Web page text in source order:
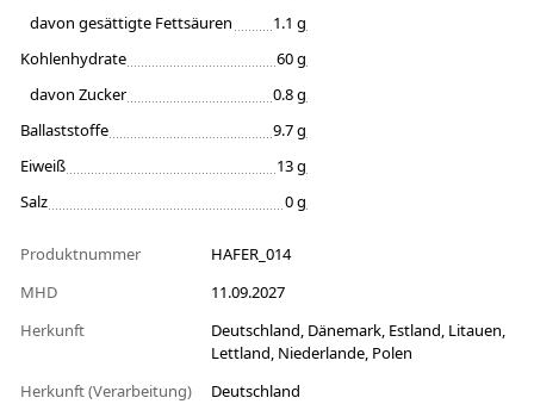
davon gesättigte Fettsäuren
1.1 g
Kohlenhydrate
60 g
davon Zucker
0.8 g
Ballaststoffe
9.7 g
Eiweiß
13 g
Salz
0 g
Produktnummer
HAFER_014
MHD
11.09.2027
Herkunft
Deutschland, Dänemark, Estland, Litauen,
Lettland, Niederlande, Polen
Herkunft (Verarbeitung)
Deutschland